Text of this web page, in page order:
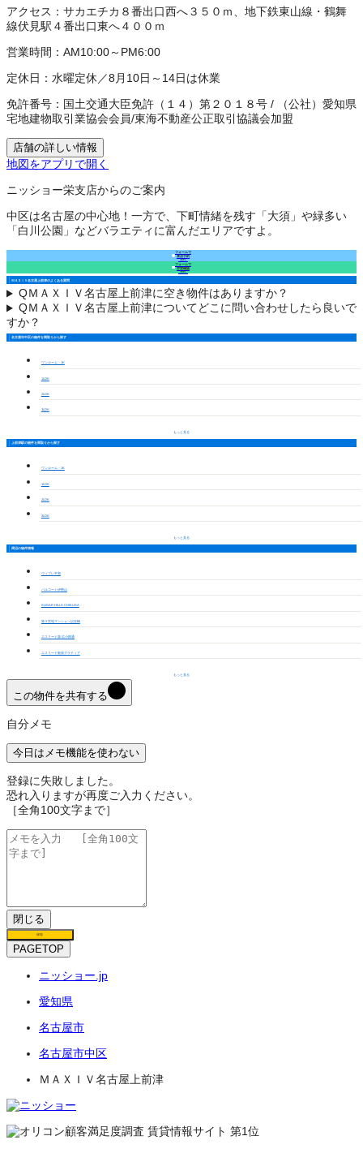
アクセス： サカエチカ８番出口西へ３５０ｍ、地下鉄東山線・鶴舞
線伏見駅４番出口東へ４００ｍ
営業時間： AM10:00～PM6:00
定休日： 水曜定休／8月10日～14日は休業
免許番号： 国土交通大臣免許（１４）第２０１８号 /
（公社）愛知県
宅地建物取引業協会会員/東海不動産公正取引協議会加盟
店舗の詳しい情報
地図をアプリで開く
ニッショー栄支店からのご案内
中区は名古屋の中心地！一方で、下町情緒を残す「大須」や緑多い
「白川公園」などバラエティに富んだエリアですよ。
フォームで
来店予約
（無料）
フォームで
空室確認
（無料）
ＭＡＸＩＶ名古屋上前津のよくある質問
QＭＡＸＩＶ名古屋上前津に空き物件はありますか？
QＭＡＸＩＶ名古屋上前津についてどこに問い合わせしたら良いで
すか？
名古屋市中区の物件を間取りから探す
ワンルーム・1K
1LDK
2LDK
3LDK
もっと見る
上前津駅の物件を間取りから探す
ワンルーム・1K
1LDK
2LDK
3LDK
もっと見る
周辺の物件情報
ヴィブレ平和
パルコート伊勢山
SUGAR HILLS CHIKUSA
第３宮地マンション記念橋
エスリード葵 広小路通
エスリード新栄グラティア
もっと見る
この物件を共有する
自分メモ
今日はメモ機能を使わない
登録に失敗しました。
恐れ入りますが再度ご入力ください。
［全角100文字まで］
閉じる
保存
PAGETOP
ニッショー.jp
愛知県
名古屋市
名古屋市中区
ＭＡＸＩＶ名古屋上前津